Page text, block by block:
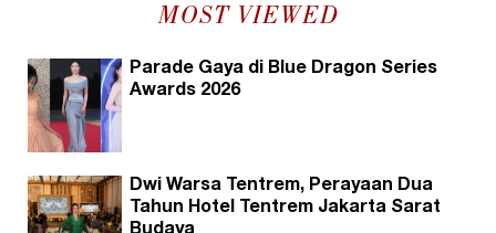
MOST VIEWED
Parade Gaya di Blue Dragon Series
Awards 2026
Dwi Warsa Tentrem, Perayaan Dua
Tahun Hotel Tentrem Jakarta Sarat